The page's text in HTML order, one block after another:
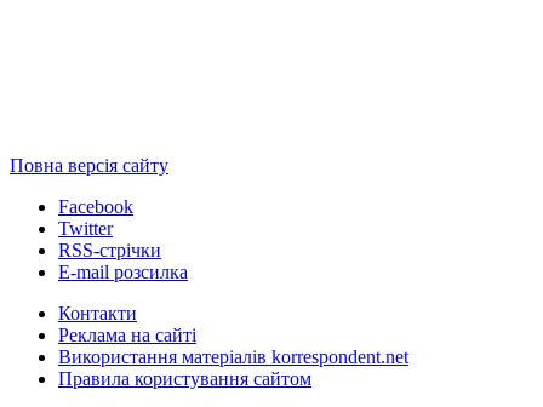
Повна версія сайту
Facebook
Twitter
RSS-стрічки
E-mail розсилка
Контакти
Реклама на сайті
Використання матеріалів korrespondent.net
Правила користування сайтом